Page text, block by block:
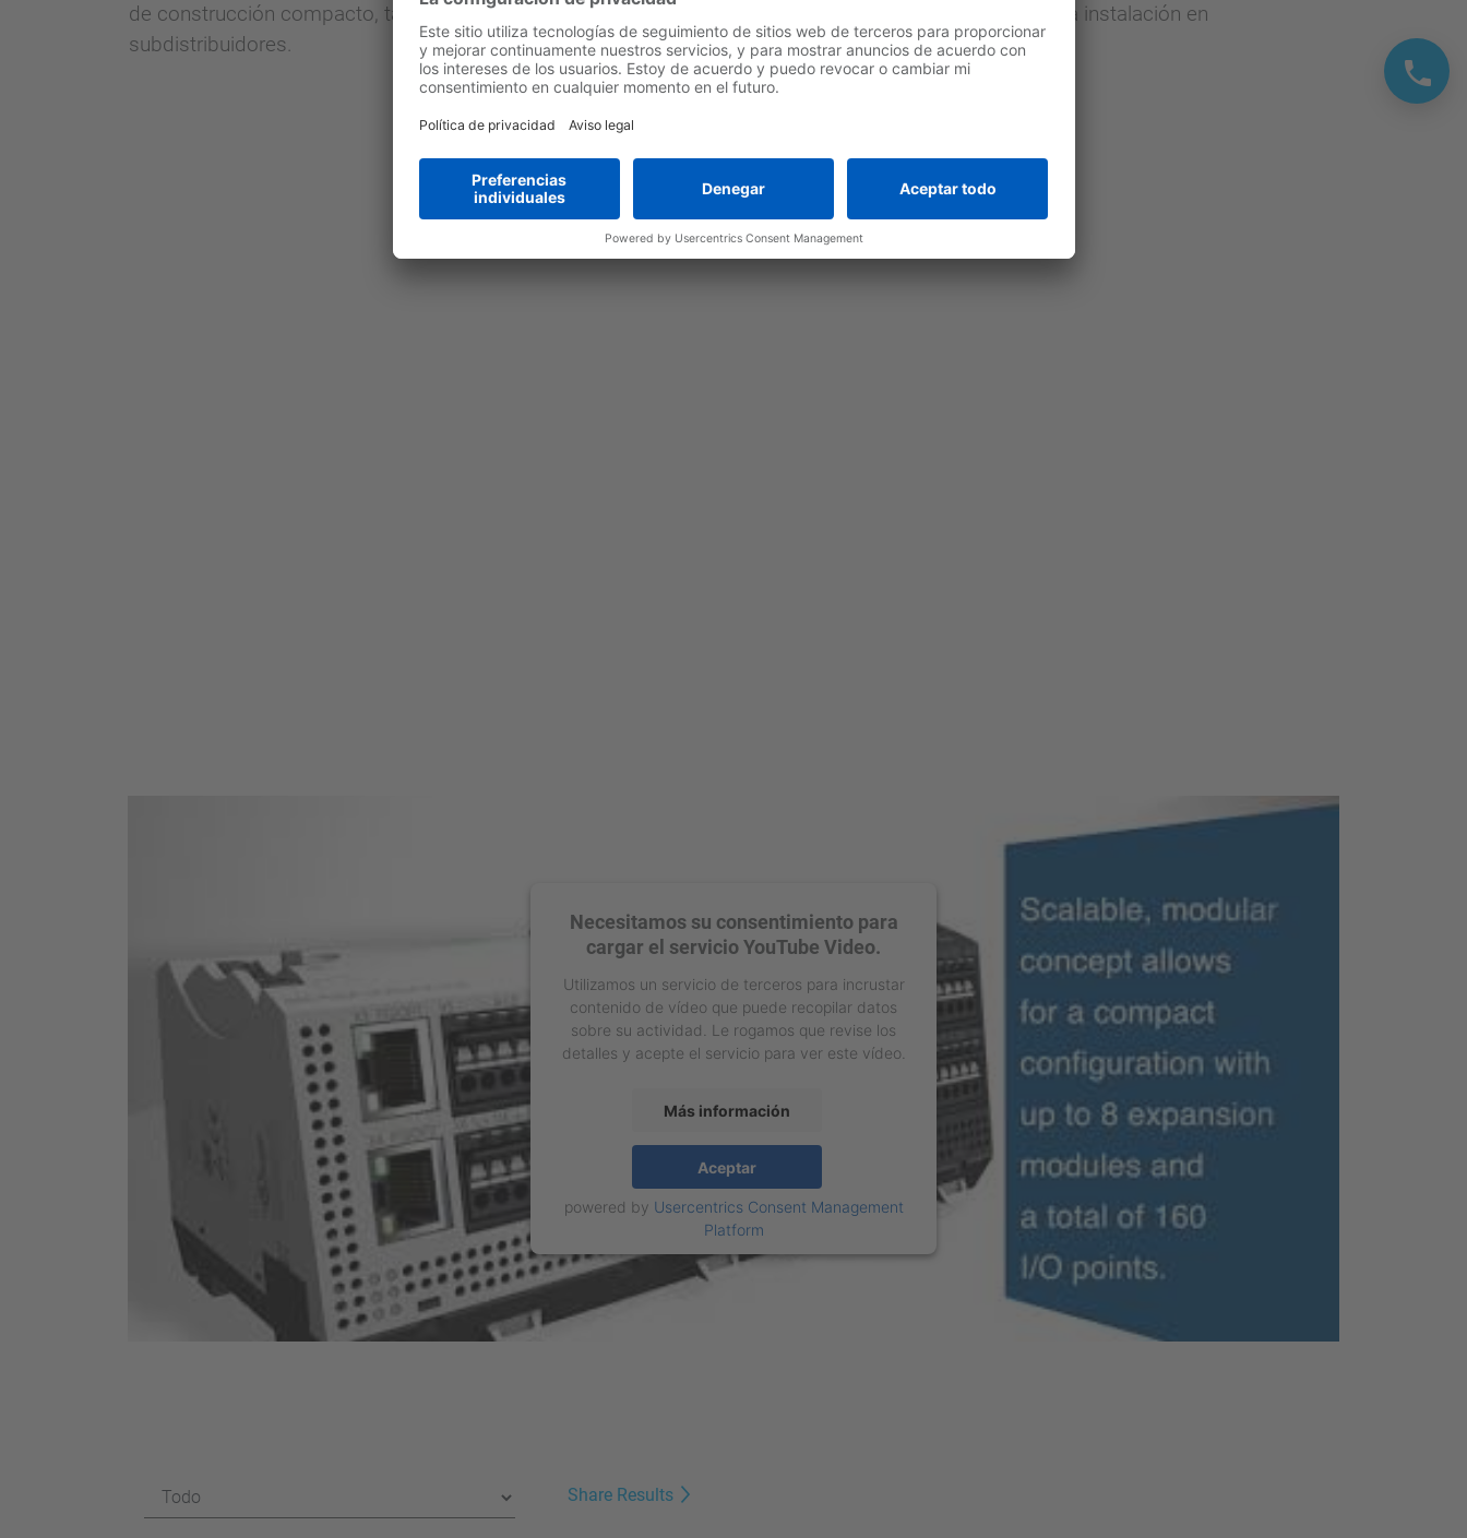
de construcción compacto, también es perfectamente adecuado para la automatización de edificios y la instalación en
subdistribuidores.
Necesitamos su consentimiento para
cargar el servicio YouTube Video.
Utilizamos un servicio de terceros para incrustar
contenido de vídeo que puede recopilar datos
sobre su actividad. Le rogamos que revise los
detalles y acepte el servicio para ver este vídeo.
Más información
Aceptar
powered by Usercentrics Consent Management
Platform
Share Results